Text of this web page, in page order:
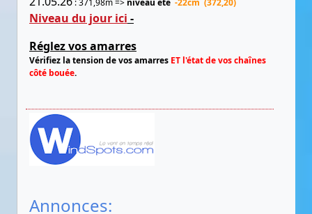
: 371,98m => niveau été -22cm (372,20)
Niveau du jour ici -
Réglez vos amarres
Vérifiez la tension de vos amarres ET l'état de vos chaînes
côté bouée.
Annonces: